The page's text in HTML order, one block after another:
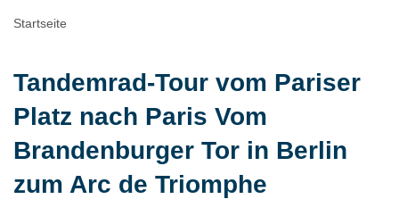
Pfadnavigation
Startseite
Tandemrad-Tour vom Pariser
Platz nach Paris Vom
Brandenburger Tor in Berlin
zum Arc de Triomphe